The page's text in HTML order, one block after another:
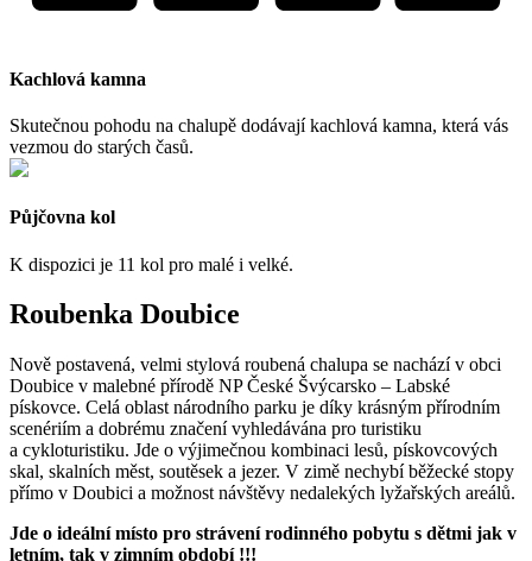
Kachlová kamna
Skutečnou pohodu na chalupě dodávají kachlová kamna, která vás
vezmou do starých časů.
Půjčovna kol
K dispozici je 11 kol pro malé i velké.
Roubenka Doubice
Nově postavená, velmi stylová roubená chalupa se nachází v obci
Doubice v malebné přírodě NP České Švýcarsko – Labské
pískovce. Celá oblast národního parku je díky krásným přírodním
scenériím a dobrému značení vyhledávána pro turistiku
a cykloturistiku. Jde o výjimečnou kombinaci lesů, pískovcových
skal, skalních měst, soutěsek a jezer. V zimě nechybí běžecké stopy
přímo v Doubici a možnost návštěvy nedalekých lyžařských areálů.
Jde o ideální místo pro strávení rodinného pobytu s dětmi jak v
letním, tak v zimním období !!!